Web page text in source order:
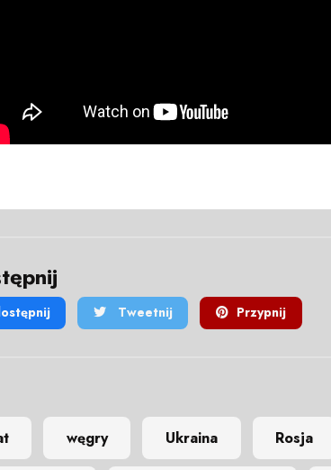
Tweetnij Przypnij
węgry Ukraina Rosja